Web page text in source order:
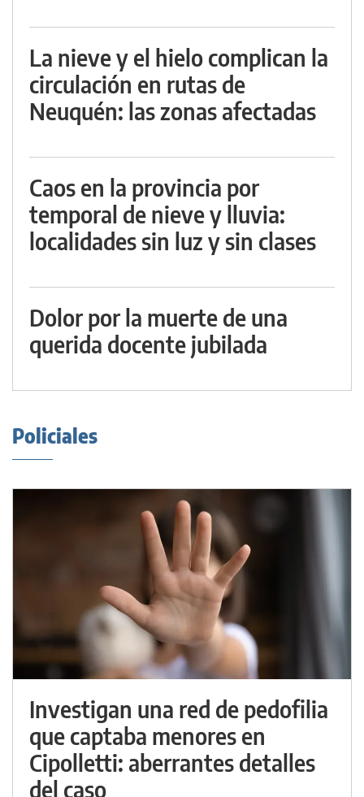
La nieve y el hielo complican la
circulación en rutas de
Neuquén: las zonas afectadas
Caos en la provincia por
temporal de nieve y lluvia:
localidades sin luz y sin clases
Dolor por la muerte de una
querida docente jubilada
Policiales
Investigan una red de pedofilia
que captaba menores en
Cipolletti: aberrantes detalles
del caso